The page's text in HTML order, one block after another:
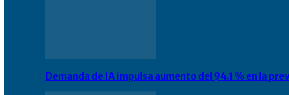
Demanda de IA impulsa aumento del 94.1 % en la